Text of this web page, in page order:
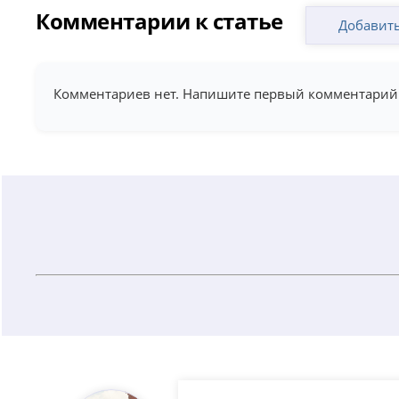
Комментарии к статье
Комментариев нет. Напишите первый комментарий